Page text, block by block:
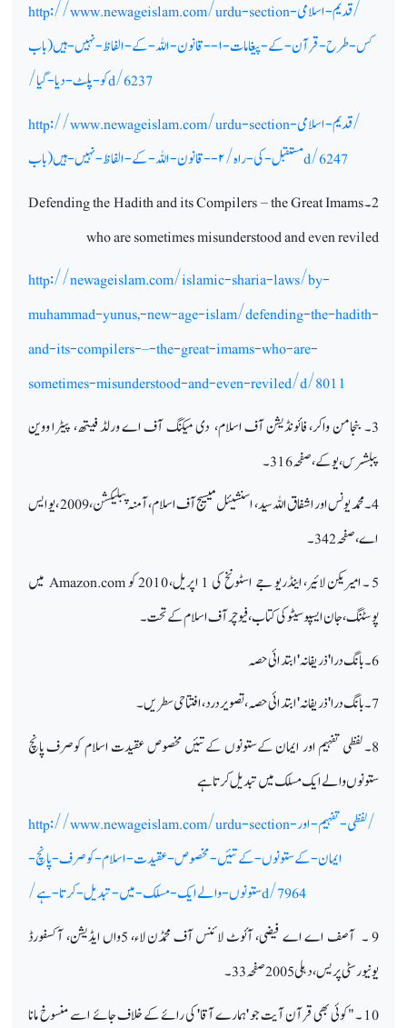
http://www.newageislam.com/urdu-section/قدیم-اسلامی-
قانون-اللہ-کے-الفاظ-نہیں-ہیں(باب
۱--کس-طرح-قرآن-کے-پیغامات-
کو-پلٹ-دیا-گیا/d/6237
http://www.newageislam.com/urdu-section/قدیم-اسلامی-
قانون-اللہ-کے-الفاظ-نہیں-ہیں(باب
۲--مستقبل-کی-راہ/d/6247
2 ۔ Defending the Hadith and its Compilers – the Great Imams
who are sometimes misunderstood and even reviled
http://newageislam.com/islamic-sharia-laws/by-
muhammad-yunus,-new-age-islam/defending-the-hadith-
and-its-compilers-–-the-great-imams-who-are-
sometimes-misunderstood-and-even-reviled/d/8011
3۔ بنجامن واکر، فائونڈیشن آف اسلام، دی میکنگ آف اے ورلڈ فیتھ، پیٹرا ووین
پبلشرس، یو کے، صفحہ316۔
4۔ محمد یونس اور اشفاق اللہ سید، اسنشیئل میسیج آف اسلام، آمنہ پبلیکشن، 2009 ، یو ایس
اے، صفحہ 342 ۔
5 ۔ امیریکن لائیر، اینڈریو جے اسٹونخ کی 1 اپریل، 2010 کو
Amazon.com میں
پوسٹنگ، جان ایسپوسیٹو کی کتاب، فیوچر آف اسلام کے تحت۔
6۔ بانگ درا 'ذریفانہ ' ابتدائی حصہ
7۔ بانگ درا 'ذریفانہ ' ابتدائی حصہ، تصویر درد، افتتاحی سطریں۔
8۔ لفظی تفہیم اور ایمان کےستونوں کےتئیں مخصوص عقیدت اسلام کوصرف پانچ
ستونوں والےایک مسلک میں تبدیل کرتا ہے
http://www.newageislam.com/urdu-section/لفظی-تفہیم-اور-
ایمان-کےستونوں-کےتئیں-مخصوص-عقیدت-اسلام-کوصرف-پانچ-
ستونوں-والےایک-مسلک-میں-تبدیل-کرتا-ہے/d/7964
9 ۔ آصف اے اے فیضی، آئوٹ لائنس آف محمڈن لاء، 5واں ایڈیشن، آکسفورڈ
یونیورسٹی پریس، دہلی 2005 صفحہ 33۔
10 ۔ "کوئی بھی قرآن آیت جو 'ہمارے آقا' کی رائے کے خلاف جائے اسے منسوخ مانا